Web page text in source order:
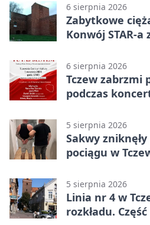
6 sierpnia 2026
Zabytkowe
Konwój STAR-
6 sierpnia 2026
Tczew zabrzmi
podczas
5 sierpnia 2026
Sakwy
pociągu w
5 sierpnia 2026
Linia nr 4 w
rozkładu.